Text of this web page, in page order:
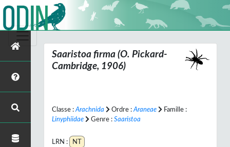
Saaristoa firma (O. Pickard-
Cambridge, 1906)
Classe : Arachnida Ordre : Araneae
Famille :
Linyphiidae
Genre : Saaristoa
LRN : NT